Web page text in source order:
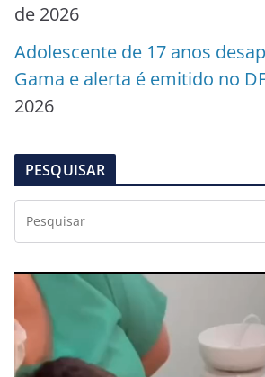
de 2026
Adolescente de 17 anos
Gama e alerta é emitido no
2026
PESQUISAR